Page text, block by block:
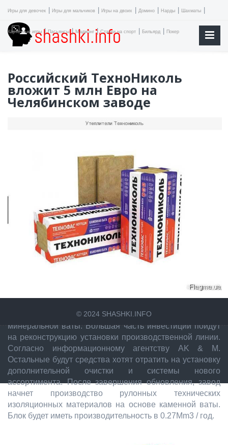
Игры для девочек Игры для мальчиков Игры на двоих Домино Нарды Шахматы
Карточные игры |Пасьянсы | Маджонг |Ставки на спорт Бильярд Покер
Российский ТехноНиколь
вложит 5 млн Евро на
Челябинском заводе
модернизацию своего Челябинского завода
минеральной ваты. Большая часть инвестиции пойдут
на реконструкцию установки производственной линии.
Согласно информационному агентству AK & M.
Остальные будут средства хотят отратить на установку
дополнительной очистки и системы нового
ассортимента. После завершения обновления, завод
начнет производство рулонных технических
изоляционных материалов на основе каменной ваты.
Блок будет иметь производительность в 0.27Mm3 / год.
© 2024 SHASHKI.INFO